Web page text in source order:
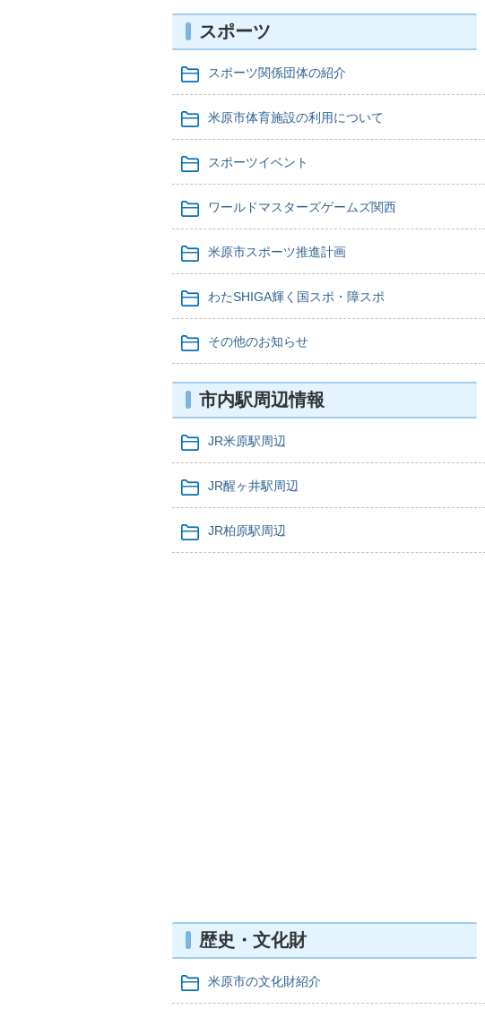
スポーツ
スポーツ関係団体の紹介
米原市体育施設の利用について
スポーツイベント
ワールドマスターズゲームズ関西
米原市スポーツ推進計画
わたSHIGA輝く国スポ・障スポ
その他のお知らせ
市内駅周辺情報
JR米原駅周辺
JR醒ヶ井駅周辺
JR柏原駅周辺
歴史・文化財
米原市の文化財紹介